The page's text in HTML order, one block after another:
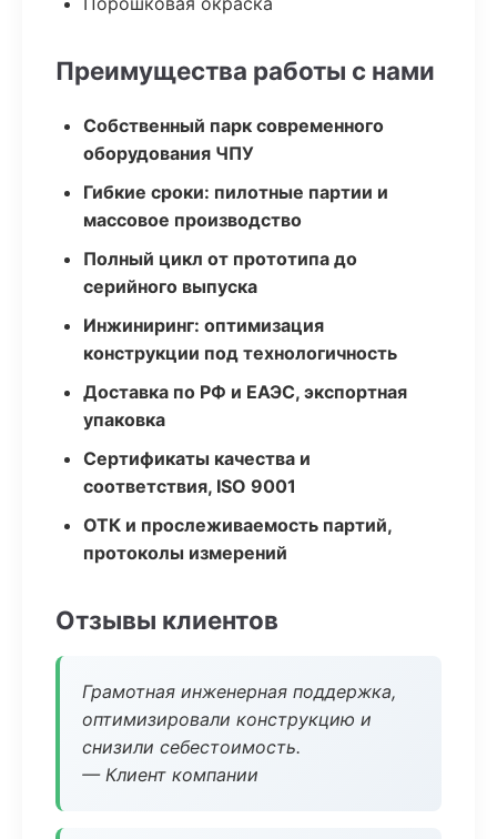
Преимущества работы с нами
Собственный парк современного
оборудования ЧПУ
Гибкие сроки: пилотные партии и
массовое производство
Полный цикл от прототипа до
серийного выпуска
Инжиниринг: оптимизация
конструкции под технологичность
Доставка по РФ и ЕАЭС, экспортная
упаковка
Сертификаты качества и
соответствия, ISO 9001
ОТК и прослеживаемость партий,
протоколы измерений
Отзывы клиентов
Грамотная инженерная поддержка,
оптимизировали конструкцию и
снизили себестоимость.
— Клиент компании